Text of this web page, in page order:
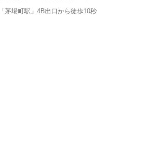
茅場町駅」4B出口から徒歩10秒